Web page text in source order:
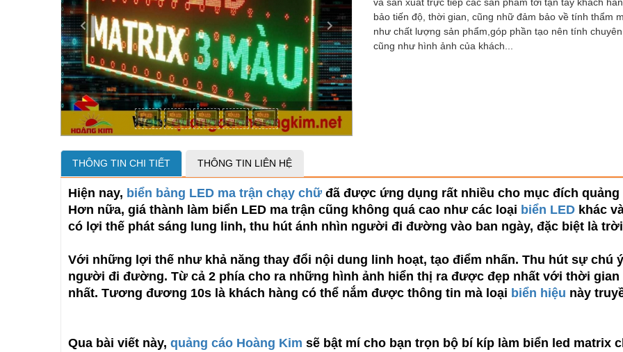
bảo tiến độ, thời gian, cũng nhữ đảm bảo về tính thẩm
như chất lượng sản phẩm,góp phần tạo nên tính
cũng như hình ảnh của khách...
THÔNG TIN CHI TIẾT THÔNG TIN LIÊN HỆ
Hiện nay, biển bảng LED ma trận chạy chữ đã được ứng dụng rất nhiều cho mục đích quảng
Hơn nữa, giá thành làm biển LED ma trận cũng không quá cao như các loại biển LED khác
có lợi thế phát sáng lung linh, thu hút ánh nhìn người đi đường vào ban ngày, đặc biệt là
Với những lợi thế như khả năng thay đổi nội dung linh hoạt, tạo điểm nhấn. Thu hút sự chú
người đi đường. Từ cả 2 phía cho ra những hình ảnh hiển thị ra được đẹp nhất với thời gian
nhất. Tương đương 10s là khách hàng có thể nắm được thông tin mà loại biển hiệu này
Qua bài viết này, quảng cáo Hoàng Kim sẽ bật mí cho bạn trọn bộ bí kíp làm biển led matrix